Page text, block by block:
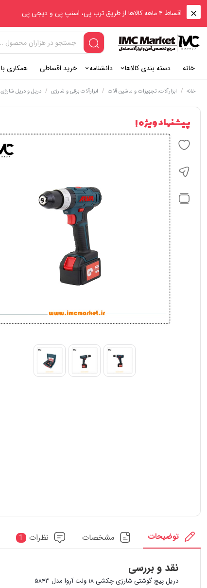
اقساط ۴ ماهه کالاها از طریق ترب پی، اسنپ پی و دیجی پی
خانه دسته بندی کالاها دانشنامه خرید اقساطی همکاری
خانه / ابزارآلات، تجهیزات و ماشین آلات / ابزارآلات برقی و شارژی / دریل و دریل شارژی
پیشنهاد ویژه !
توضیحات مشخصات نظرات 1
نقد و بررسی
دریل پیچ گوشتی شارژی چکشی ۱۸ ولت آروا مدل ۵۸۴۳